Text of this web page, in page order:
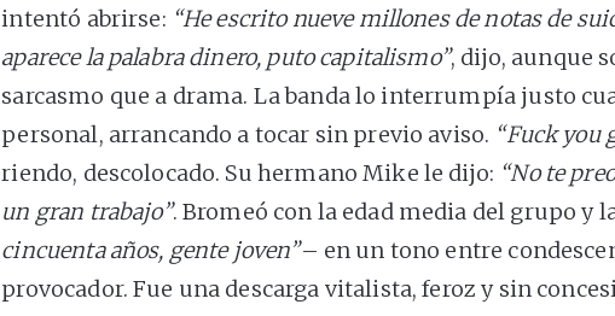
intentó abrirse: “He escrito nueve millones de notas de
aparece la palabra dinero, puto capitalismo”, dijo, aunque
sarcasmo que a drama. La banda lo interrumpía justo
personal, arrancando a tocar sin previo aviso. “Fuck you
riendo, descolocado. Su hermano Mike le dijo: “No te
un gran trabajo”. Bromeó con la edad media del grupo y
cincuenta años, gente joven”– en un tono entre
provocador. Fue una descarga vitalista, feroz y sin